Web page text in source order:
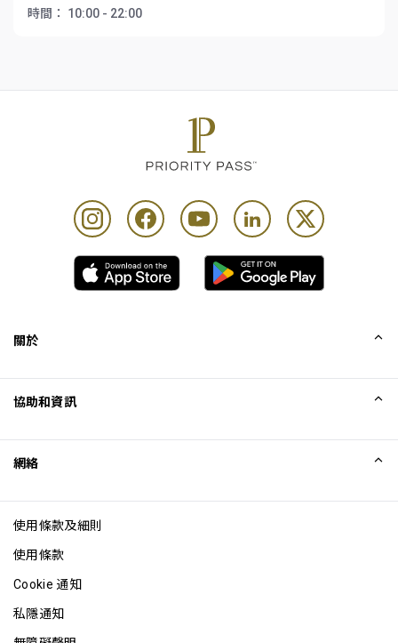
時間：
10:00 - 22:00
關於
Excellence Awards
網誌
協助和資訊
網絡
使用條款及細則
使用條款
Cookie 通知
私隱通知